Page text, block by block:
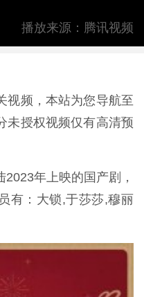
播放来源：腾讯视频
视频，本站为您导航至
未授权视频仅有高清预
年上映的国产剧，
有：大锁,于莎莎,穆丽